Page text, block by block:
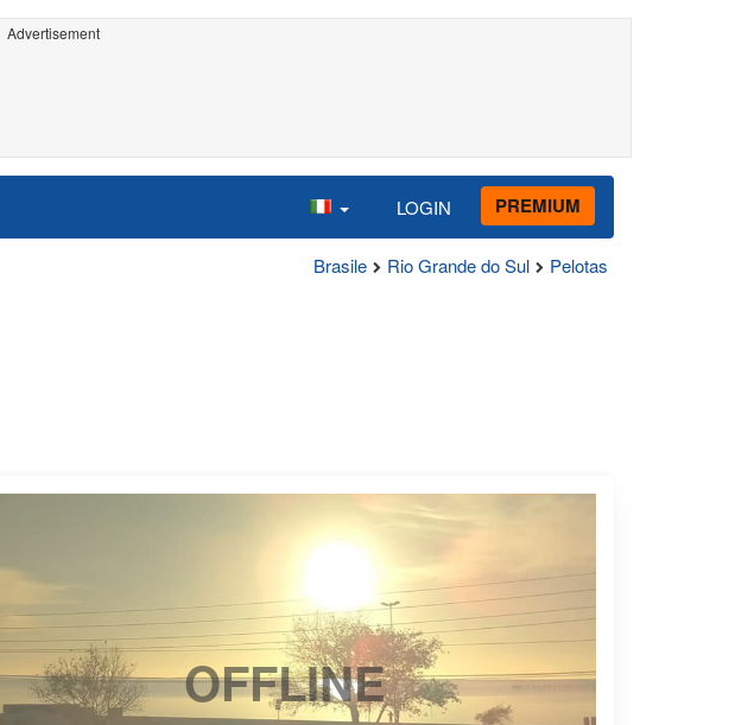
Advertisement
LOGIN PREMIUM
Brasile Rio Grande do Sul Pelotas
OFFLINE